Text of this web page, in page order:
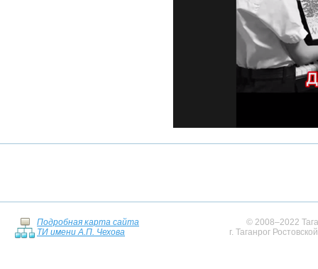
Подробная карта сайта
ТИ имени А.П. Чехова
© 2008–2022
г. Таганрог